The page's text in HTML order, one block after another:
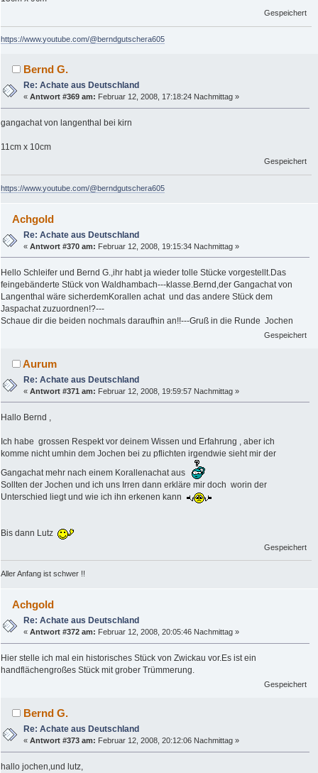
Gespeichert
https://www.youtube.com/@berndgutschera605
Bernd G.
Re: Achate aus Deutschland
«Antwort #369 am: Februar 12, 2008, 17:18:24 Nachmittag »
gangachat von langenthal bei kirn
11cm x 10cm
Gespeichert
https://www.youtube.com/@berndgutschera605
Achgold
Re: Achate aus Deutschland
«Antwort #370 am: Februar 12, 2008, 19:15:34 Nachmittag »
Hello Schleifer und Bernd G.,ihr habt ja wieder tolle Stücke vorgestellt.Das
feingebänderte Stück von Waldhambach---klasse.Bernd,der Gangachat von
Langenthal wäre sicherdemKorallen achat und das andere Stück dem
Jaspachat zuzuordnen!?---
Schaue dir die beiden nochmals daraufhin an!!---Gruß in die Runde Jochen
Gespeichert
Aurum
Re: Achate aus Deutschland
«Antwort #371 am: Februar 12, 2008, 19:59:57 Nachmittag »
Hallo Bernd ,
Ich habe grossen Respekt vor deinem Wissen und Erfahrung , aber ich
komme nicht umhin dem Jochen bei zu pflichten irgendwie sieht mir der
Gangachat mehr nach einem Korallenachat aus
Sollten der Jochen und ich uns Irren dann erkläre mir doch worin der
Unterschied liegt und wie ich ihn erkenen kann
Bis dann Lutz
Gespeichert
Aller Anfang ist schwer !!
Achgold
Re: Achate aus Deutschland
«Antwort #372 am: Februar 12, 2008, 20:05:46 Nachmittag »
Hier stelle ich mal ein historisches Stück von Zwickau vor.Es ist ein
handflächengroßes Stück mit grober Trümmerung.
Gespeichert
Bernd G.
Re: Achate aus Deutschland
«Antwort #373 am: Februar 12, 2008, 20:12:06 Nachmittag »
hallo jochen,und lutz,